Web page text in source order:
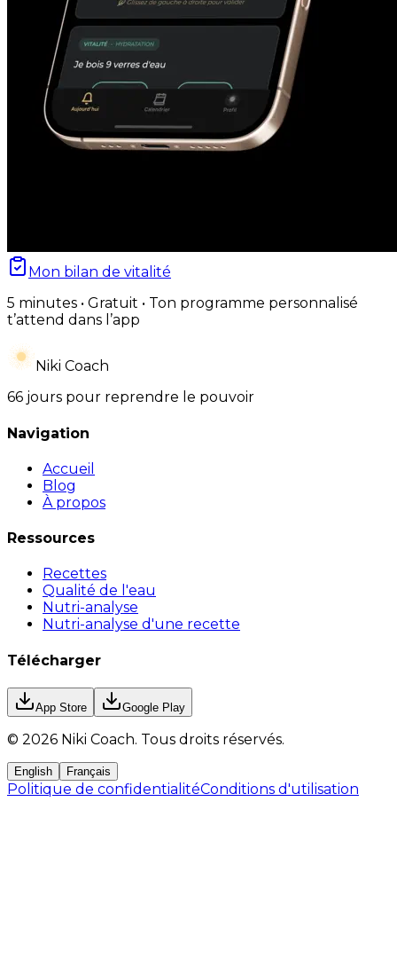
Mon bilan de vitalité
5 minutes • Gratuit • Ton programme personnalisé
t’attend dans l’app
Niki Coach
66 jours pour reprendre le pouvoir
Navigation
Accueil
Blog
À propos
Ressources
Recettes
Qualité de l'eau
Nutri-analyse
Nutri-analyse d'une recette
Télécharger
App Store Google Play
© 2026 Niki Coach. Tous droits réservés.
English Français
Politique de confidentialitéConditions d'utilisation